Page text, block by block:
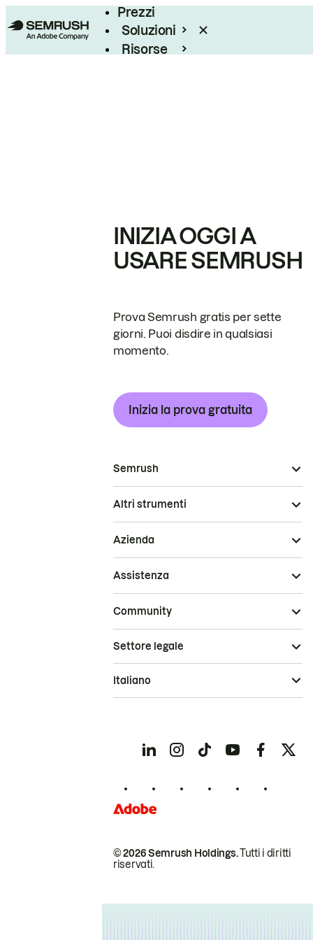
Prezzi
Soluzioni
Risorse
INIZIA OGGI A
USARE SEMRUSH
Prova Semrush gratis per sette
giorni. Puoi disdire in qualsiasi
momento.
Inizia la prova gratuita
Semrush
Altri strumenti
Azienda
Assistenza
Community
© 2026 Semrush Holdings.Tutti i diritti
riservati.
Settore legale
Italiano